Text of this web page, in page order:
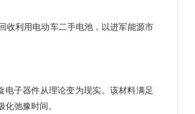
利用电动车二手电池，以进军能源市
子器件从理论变为现实。该材料满足
弛豫时间。